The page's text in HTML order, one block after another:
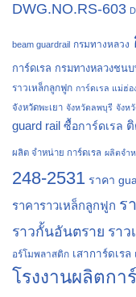
DWG.NO.RS-603
beam guardrail กรมทางหลวง
การ์ดเรล กรมทางหลวงชน
ราวเหล็กลูกฟูก การ์ดเรล แม่ฮ่อ
จังหวัดพะเยา จังหวัดลพบุรี จังห
guard rail ซื้อการ์ดเรล
ผลิต จำหน่าย การ์ดเรล ผลิตจำ
248-2531 ราคา
ราคาราวเหล็กลูกฟูก ร
ราวกั้นอันตราย รา
อร์โมพลาสติก เสาการ์ดเรล
โรงงานผลิตกา